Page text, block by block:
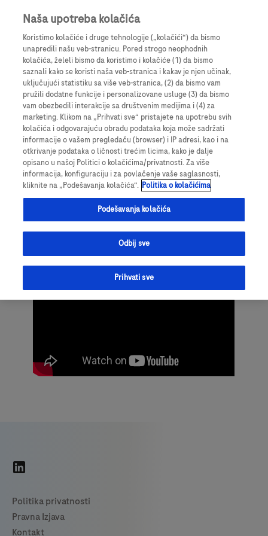
Dynamo podcast
Rak pluća u Srbiji
Naša upotreba kolačića
Koristimo kolačiće i druge tehnologije („kolačići“) da bismo
unapredili našu veb-stranicu. Pored strogo neophodnih
kolačića, želeli bismo da koristimo i kolačiće (1) da bismo
saznali kako se koristi naša veb-stranica i kakav je njen učinak,
uključujući statistiku sa više veb-stranica, (2) da bismo vam
pružili dodatne funkcije i personalizovane usluge (3) da bismo
vam obezbedili interakcije sa društvenim medijima i (4) za
marketing. Klikom na „Prihvati sve“ pristajete na upotrebu svih
kolačića i odgovarajuću obradu podataka koja može sadržati
informacije o vašem pregledaču (browser) i IP adresi, kao i na
otkrivanje podataka o ličnosti trećim licima, kako je dalje
opisano u našoj Politici o kolačićima/privatnosti. Za više
informacija, konfiguraciju i za povlačenje vaše saglasnosti,
kliknite na „Podešavanja kolačića“. Politika o kolačićima
Podešavanja kolačića
Odbij sve
Prihvati sve